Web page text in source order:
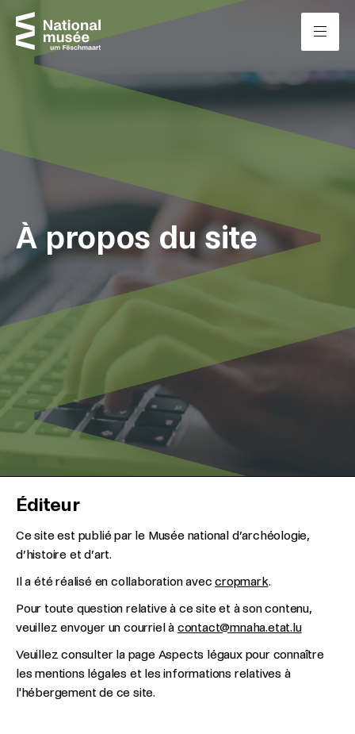
Passer directement au contenu
À propos du site
Éditeur
Ce site est publié par le Musée national d’archéologie,
d’histoire et d’art.
Il a été réalisé en collaboration aveccropmark.
Pour toute question relative à ce site et à son contenu,
veuillez envoyer un courriel à contact@mnaha.etat.lu
Veuillez consulter la page Aspects légaux pour connaître
les mentions légales et les informations relatives à
l'hébergement de ce site.
Panneau de gestion des cookies